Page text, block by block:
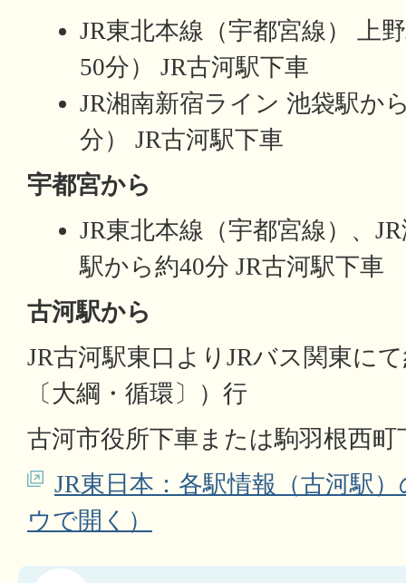
JR東北本線（宇都宮線） 上
50分） JR古河駅下車
JR湘南新宿ライン 池袋駅か
分） JR古河駅下車
宇都宮から
JR東北本線（宇都宮線）、
駅から約40分 JR古河駅下車
古河駅から
JR古河駅東口よりJRバス関東に
〔大綱・循環〕）行
古河市役所下車または駒羽根西
JR東日本：各駅情報（古河駅
ウで開く）